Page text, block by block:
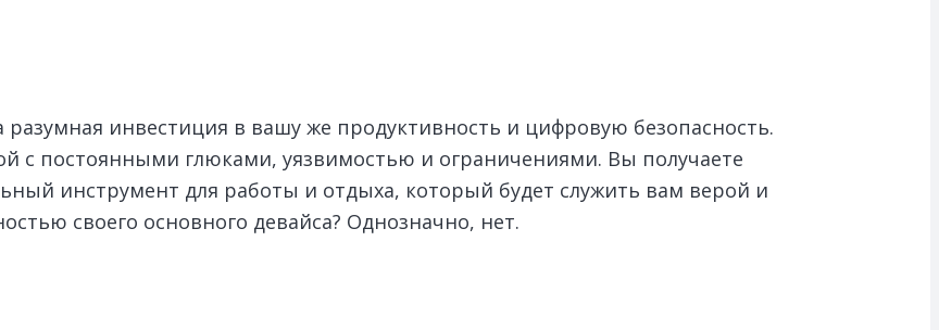
разумная инвестиция в вашу же продуктивность и цифровую безопасность.
с постоянными глюками, уязвимостью и ограничениями. Вы получаете
инструмент для работы и отдыха, который будет служить вам верой и
своего основного девайса? Однозначно, нет.